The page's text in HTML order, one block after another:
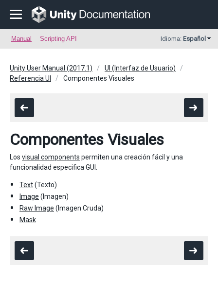
Manual Scripting API Idioma: Español
Unity User Manual (2017.1)
UI (Interfaz de Usuario)
Referencia UI
Componentes Visuales
Componentes Visuales
Los visual components permiten una creación fácil y una
funcionalidad especifica GUI.
Text(Texto)
Image (Imagen)
Raw Image (Imagen Cruda)
Mask